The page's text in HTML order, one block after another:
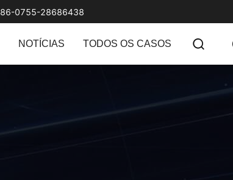
86-0755-28686438
NOTÍCIAS TODOS OS CASOS